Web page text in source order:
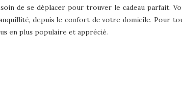
de se déplacer pour trouver le cadeau parfait.
depuis le confort de votre domicile. Pour
en plus populaire et apprécié.